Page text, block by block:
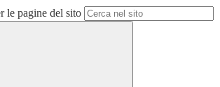
le pagine del sito